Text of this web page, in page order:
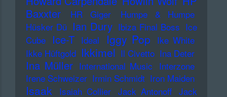
Baxxter
HR Giger
Humpe & Humpe
Hüsker Dü Ian Dury Ibiza Final Boss Ice
Cube
Ice-T Ideal Iggy Pop Ike White
Ikke Hüftgold Ikkimel Il Civetto Ina Deter
Ina Müller International Music Interzone
Irene Schweizer Irmin Schmidt Iron Maiden
Isaak Isaiah Collier Jack Antonoff Jack